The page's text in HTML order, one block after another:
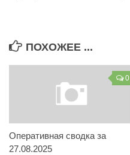
Контакты
ПОХОЖЕЕ ...
0
Оперативная сводка за
27.08.2025